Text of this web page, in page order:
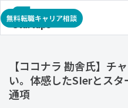
無料転職キャリア相談
【ココナラ 勘舎氏】チ
い。体感したSIerとス
通項